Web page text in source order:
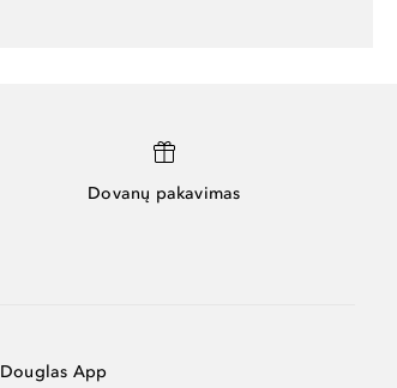
Dovanų pakavimas
Douglas App